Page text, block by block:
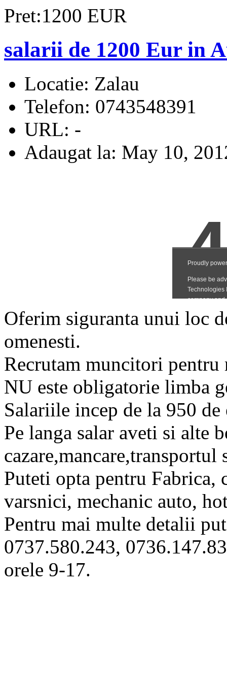
Pret:1200 EUR
salarii de 1200 Eur in
Locatie: Zalau
Telefon: 0743548391
URL: -
Adaugat la: May 10,
Oferim siguranta unui loc
omenesti.
Recrutam muncitori
NU este obligatorie limba
Salariile incep de la 950
Pe langa salar aveti si alte
cazare,mancare,transportul
Puteti opta pentru
varsnici, mechanic auto,
Pentru mai multe detalii
0737.580.243,
orele 9-17.